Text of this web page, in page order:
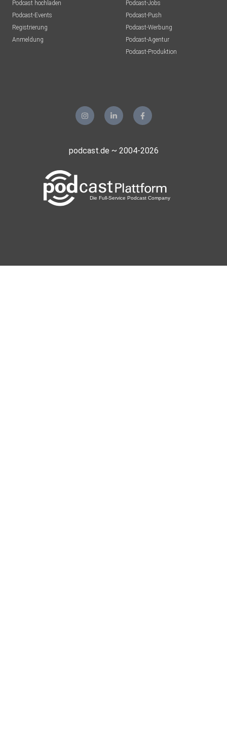
Podcast hochladen
Podcast-Events
Registrierung
Anmeldung
Podcast-Jobs
Podcast-Push
Podcast-Werbung
Podcast-Agentur
Podcast-Produktion
podcast.de ~ 2004-2026